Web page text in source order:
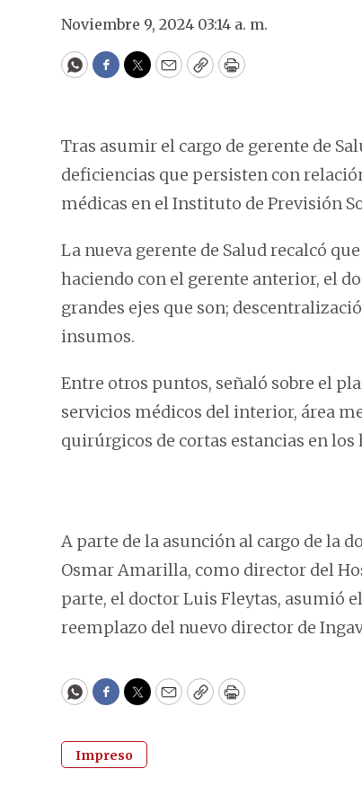
Noviembre 9, 2024 03:14 a. m.
WhatsApp
Facebook
Twitter
EmailCopyPrint
Tras asumir el cargo de gerente de
deficiencias que persisten con
médicas en el Instituto de Previsión
La nueva gerente de Salud recalcó
haciendo con el gerente anterior, el
grandes ejes que son;
insumos.
Entre otros puntos, señaló sobre el
servicios médicos del interior, área
quirúrgicos de cortas estancias en los
A parte de la asunción al cargo de la
Osmar Amarilla, como director del
parte, el doctor Luis Fleytas, asumió
reemplazo del nuevo director de
WhatsApp
Facebook
Twitter
EmailCopyPrint
Impreso